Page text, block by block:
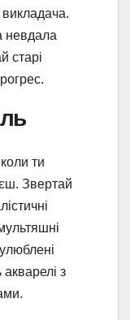
невдала
старі
ти
Звертай
з